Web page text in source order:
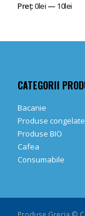
Preț
Preț
Preț:0lei — 10lei
CATEGORII
Bacanie
Produse congelate
Produse BIO
Cafea
Consumabile